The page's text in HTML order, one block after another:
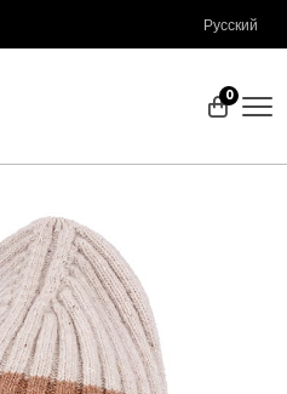
Русский
0